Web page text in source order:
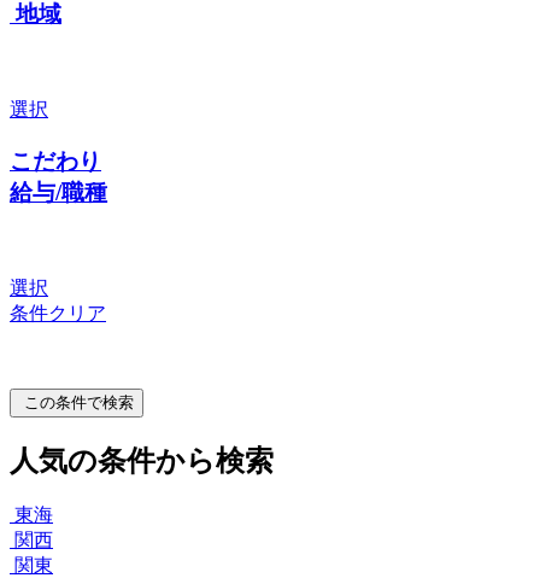
地域
選択
こだわり
給与/職種
選択
条件クリア
この条件で検索
人気の条件から検索
東海
関西
関東